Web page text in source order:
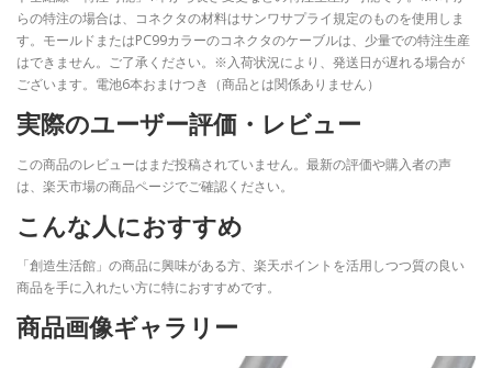
らの特注の場合は、コネクタの材料はサンワサプライ規定のものを使用しま
す。モールドまたはPC99カラーのコネクタのケーブルは、少量での特注生産
はできません。ご了承ください。※入荷状況により、発送日が遅れる場合が
ございます。電池6本おまけつき（商品とは関係ありません）
実際のユーザー評価・レビュー
この商品のレビューはまだ投稿されていません。最新の評価や購入者の声
は、楽天市場の商品ページでご確認ください。
こんな人におすすめ
「創造生活館」の商品に興味がある方、楽天ポイントを活用しつつ質の良い
商品を手に入れたい方に特におすすめです。
商品画像ギャラリー